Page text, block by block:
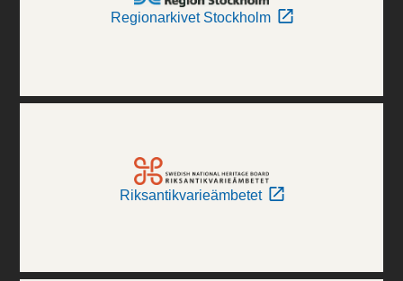
Regionarkivet Stockholm
Riksantikvarieämbetet